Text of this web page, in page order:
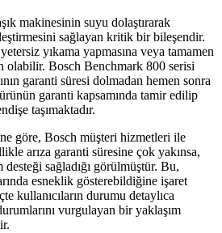
makinesinin suyu dolaştırarak
sağlayan kritik bir bileşendir.
yıkama yapmasına veya tamamen
olabilir. Bosch Benchmark 800 serisi
garanti süresi dolmadan hemen sonra
garanti kapsamında tamir edilip
taşımaktadır.
göre, Bosch müşteri hizmetleri ile
arıza garanti süresine çok yakınsa,
sağladığı görülmüştür. Bu,
esneklik gösterebildiğine işaret
kullanıcıların durumu detaylıca
vurgulayan bir yaklaşım